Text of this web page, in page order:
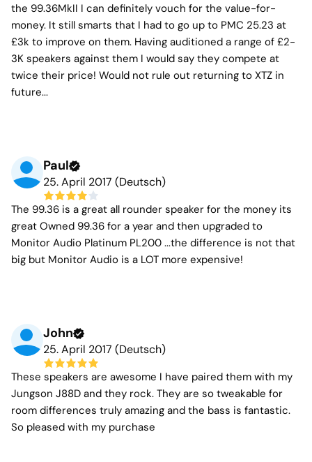
the 99.36MkII I can definitely vouch for the value-for-
money. It still smarts that I had to go up to PMC 25.23 at
£3k to improve on them. Having auditioned a range of £2-
3K speakers against them I would say they compete at
twice their price! Would not rule out returning to XTZ in
future...
Paul
25. April 2017 (Deutsch)
The 99.36 is a great all rounder speaker for the money its
great Owned 99.36 for a year and then upgraded to
Monitor Audio Platinum PL200 ...the difference is not that
big but Monitor Audio is a LOT more expensive!
John
25. April 2017 (Deutsch)
These speakers are awesome I have paired them with my
Jungson J88D and they rock. They are so tweakable for
room differences truly amazing and the bass is fantastic.
So pleased with my purchase